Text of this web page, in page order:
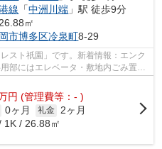
線 「中洲川端 」駅 徒歩9分
㎡
市博多区冷泉町8-29
スト祇園」です。新着情報：エンク
部にはエレベータ・敷地内ごみ置き
円 (管理費等：- )
0ヶ月 礼金 2ヶ月
1K / 26.88㎡